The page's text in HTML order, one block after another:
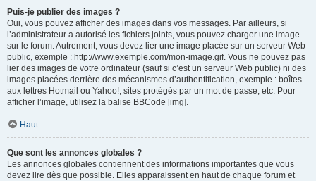
Puis-je publier des images ?
Oui, vous pouvez afficher des images dans vos messages. Par ailleurs, si
l’administrateur a autorisé les fichiers joints, vous pouvez charger une image
sur le forum. Autrement, vous devez lier une image placée sur un serveur Web
public, exemple : http://www.exemple.com/mon-image.gif. Vous ne pouvez pas
lier des images de votre ordinateur (sauf si c’est un serveur Web public) ni des
images placées derrière des mécanismes d’authentification, exemple : boîtes
aux lettres Hotmail ou Yahoo!, sites protégés par un mot de passe, etc. Pour
afficher l’image, utilisez la balise BBCode [img].
Haut
Que sont les annonces globales ?
Les annonces globales contiennent des informations importantes que vous
devez lire dès que possible. Elles apparaissent en haut de chaque forum et